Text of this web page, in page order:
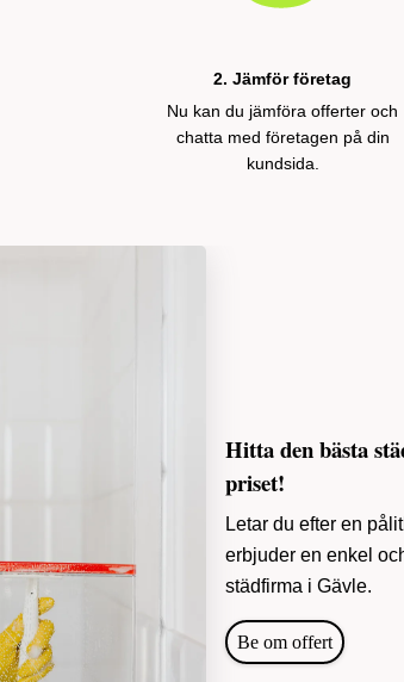
2. Jämför företag
Nu kan du jämföra offerter och
chatta med företagen på din
kundsida.
Hitta den bästa
priset!
Letar du efter en
erbjuder en enkel
städfirma i Gävle.
Be om offert